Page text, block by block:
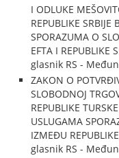
I ODLUKE
REPUBLIKE
SPORAZUMA O
EFTA I REPUBLIKE
glasnik RS -
ZAKON O
SLOBODNOJ
REPUBLIKE
USLUGAMA
IZMEĐU
glasnik RS -